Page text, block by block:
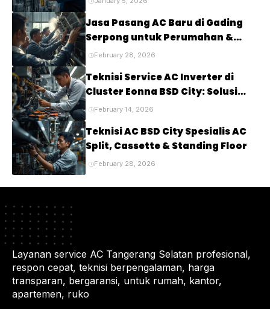
Anda
Jasa Pasang AC Baru di Gading
Serpong untuk Perumahan &
Cluster Elite
February 28, 2026
Teknisi Service AC Inverter di
Cluster Eonna BSD City: Solusi
Tepat untuk Kenyamanan Rumah
February 14, 2026
Teknisi AC BSD City Spesialis AC
Split, Cassette & Standing Floor
February 28, 2026
Layanan service AC Tangerang Selatan profesional,
respon cepat, teknisi berpengalaman, harga
transparan, bergaransi, untuk rumah, kantor,
apartemen, ruko